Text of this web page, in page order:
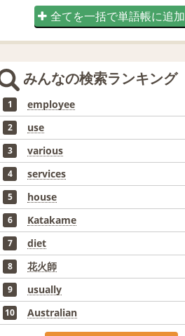
全てを一括で単語帳に追加
みんなの検索ランキング
1 employee
2 use
3 various
4 services
5 house
6 Katakame
7 diet
8 花火師
9 usually
10 Australian